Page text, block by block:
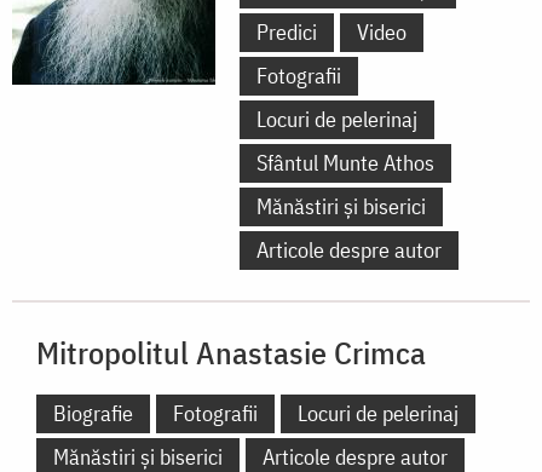
Predici
Video
Fotografii
Locuri de pelerinaj
Sfântul Munte Athos
Mănăstiri și biserici
Articole despre autor
Mitropolitul Anastasie Crimca
Biografie Fotografii
Locuri de pelerinaj
Mănăstiri și biserici
Articole despre autor